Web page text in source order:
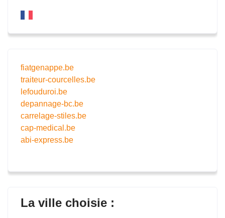
fiatgenappe.be
traiteur-courcelles.be
lefouduroi.be
depannage-bc.be
carrelage-stiles.be
cap-medical.be
abi-express.be
La ville choisie :